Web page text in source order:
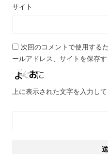
サイト
次回のコメントで使用する
ールアドレス、サイトを保存す
上に表示された文字を入力して